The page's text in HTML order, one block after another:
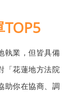
執業，但皆具備
「花蓮地方法院
助你在協商、調